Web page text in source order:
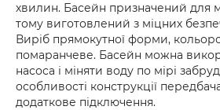
хвилин. Басейн призначений для
тому виготовлений з міцних
Виріб прямокутної форми,
помаранчеве. Басейн можна
насоса і міняти воду по мірі
особливості конструкції
додаткове підключення.